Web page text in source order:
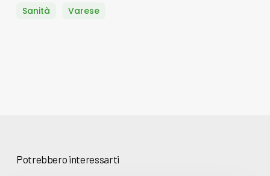
Sanità Varese
Potrebbero interessarti